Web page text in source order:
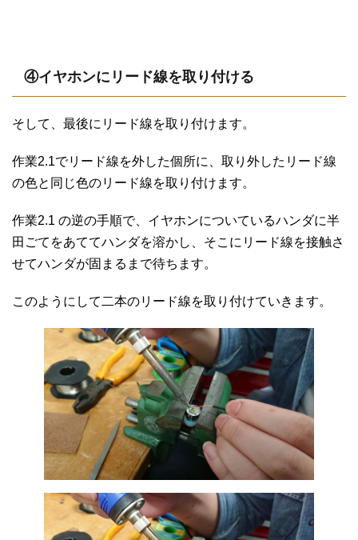
④イヤホンにリード線を取り付ける
そして、最後にリード線を取り付けます。
作業2.1でリード線を外した個所に、取り外したリード線
の色と同じ色のリード線を取り付けます。
作業2.1 の逆の手順で、イヤホンについているハンダに半
田ごてをあててハンダを溶かし、そこにリード線を接触さ
せてハンダが固まるまで待ちます。
このようにして二本のリード線を取り付けていきます。